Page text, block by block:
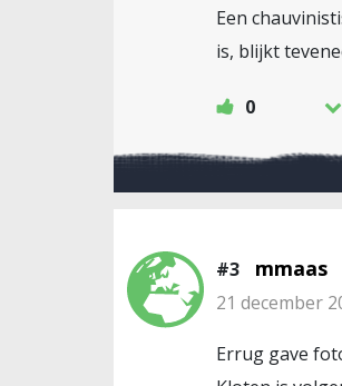
Een
is, blijkt
0
#3 mmaas
21 december
Errug gave